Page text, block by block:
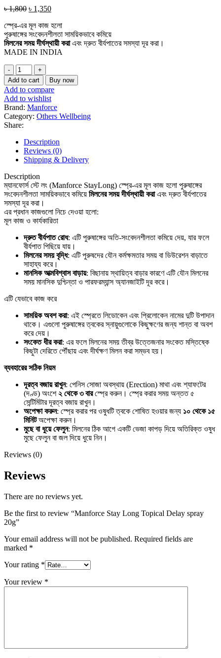
৳1,800 Original
was:
৳ 1,800.
৳ 1,350Current
is:
৳ 1,350.
স্প্রে-এর মূল কাজ হলো
পুরুষাঙ্গের সংবেদনশীলতা সাময়িকভাবে কমিয়ে
মিলনের সময় দীর্ঘস্থায়ী করাএবং দ্রুত বীর্যপাতের সমস্যা দূর করা।
MADE IN INDIA
Manforce
Stay
Long
Topical
Delay
spray
20g
quantity
Add to cart Buy now
Add to compare
Add to wishlist
Brand: Manforce
Category: Others Wellbeing
Share:
Description
Reviews (0)
Shipping & Delivery
Description
ম্যানফোর্স স্টে লং (Manforce StayLong) স্প্রে-এর মূল কাজ হলো পুরুষাঙ্গের
সংবেদনশীলতা সাময়িকভাবে কমিয়ে মিলনের সময় দীর্ঘস্থায়ী করাএবং দ্রুত বীর্যপাতের
সমস্যা দূর করা।
এর প্রধান কাজগুলো নিচে দেওয়া হলো:
মূল কাজ ও কার্যকারিতা
দ্রুত বীর্যপাত রোধ: এটি পুরুষাঙ্গের অতি-সংবেদনশীলতা কমিয়ে দেয়, যার ফলে
বীর্যপাত পিছিয়ে যায়।
মিলনের সময় বৃদ্ধি: এটি পুরুষদের যৌন কর্মক্ষমতার সময় বা ডিউরেশন বাড়াতে
সাহায্য করে।
মানসিক আত্মবিশ্বাস বাড়ায়: বিছানায় স্থায়িত্ব বাড়ার কারণে এটি যৌন মিলনের
সময় মানসিক দুশ্চিন্তা ও পারফরম্যান্স অ্যানজাইটি দূর করে।
এটি যেভাবে কাজ করে
সাময়িক অবশ করা: এই স্প্রেতে লিডোকেন এবং প্রিলোকেন নামের দুটি উপাদান
থাকে। এগুলো পুরুষাঙ্গের ত্বকের স্নায়ুগুলোকে কিছুক্ষণের জন্য শান্ত বা অবশ
করে দেয়।
সংকেত ধীর করা: এর ফলে মিলনের সময় তীব্র উত্তেজনার সংকেত মস্তিষ্কে
কিছুটা দেরিতে পৌঁছায় এবং দীর্ঘক্ষণ মিলন করা সম্ভব হয়।
ব্যবহারের সঠিক নিয়ম
দূরত্ব বজায় রাখুন: পেনিস সোজা অবস্থায় (Erection) মাথা এবং শ্যাফটের
(দণ্ড) অংশে২ থেকে ৩ বারস্প্রে করুন। স্প্রে করার সময় অন্তত ৫
সেন্টিমিটার দূরত্ব বজায় রাখুন।
অপেক্ষা করুন: স্প্রে করার পর ওষুধটি ত্বকে শোষিত হওয়ার জন্য ১০ থেকে ১৫
মিনিটঅপেক্ষা করুন।
মুছে বা ধুয়ে ফেলুন: মিলনের ঠিক আগে একটি ভেজা কাপড় দিয়ে অতিরিক্ত ওষুধ
মুছে ফেলুন বা জল দিয়ে ধুয়ে নিন।
Reviews (0)
Reviews
There are no reviews yet.
Be the first to review “Manforce Stay Long Topical Delay spray
20g”
Your email address will not be published. Required fields are
marked *
Your rating *
Your review *